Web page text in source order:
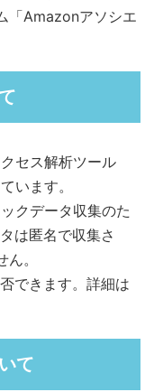
「Amazonアソシエ
セス解析ツール
います。
クデータ収集のた
は匿名で収集さ
。
できます。詳細は
て